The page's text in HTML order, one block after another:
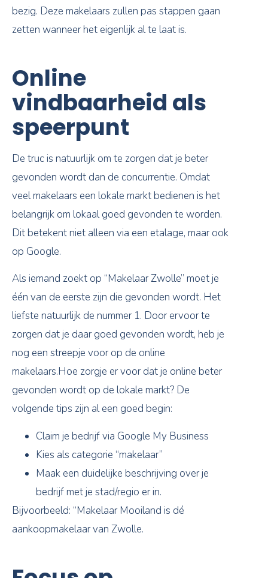
bezig. Deze makelaars zullen pas stappen gaan
zetten wanneer het eigenlijk al te laat is.
Online
vindbaarheid als
speerpunt
De truc is natuurlijk om te zorgen dat je beter
gevonden wordt dan de concurrentie. Omdat
veel makelaars een lokale markt bedienen is het
belangrijk om lokaal goed gevonden te worden.
Dit betekent niet alleen via een etalage, maar ook
op Google.
Als iemand zoekt op “Makelaar Zwolle” moet je
één van de eerste zijn die gevonden wordt. Het
liefste natuurlijk de nummer 1. Door ervoor te
zorgen dat je daar goed gevonden wordt, heb je
nog een streepje voor op de online
makelaars.Hoe zorgje er voor dat je online beter
gevonden wordt op de lokale markt? De
volgende tips zijn al een goed begin:
Claim je bedrijf via Google My Business
Kies als categorie “makelaar”
Maak een duidelijke beschrijving over je
bedrijf met je stad/regio er in.
Bijvoorbeeld: “Makelaar Mooiland is dé
aankoopmakelaar van Zwolle.